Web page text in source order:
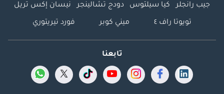
جيب رانجلر كيا سيلتوس دودج تشالينجر نيسان إكس تريل
تويوتا راف ٤ ميني كوبر فورد تيريتوري
تابعنا